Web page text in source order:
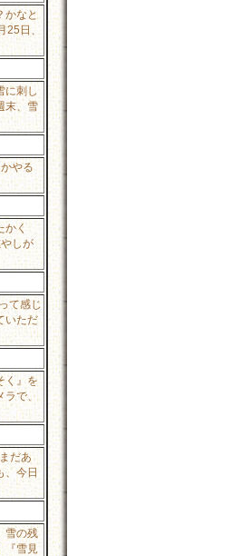
かなと
日、
に刺し
末、雪
やる
く
しが
て感じ
いただ
く』を
ラで、
だあ
、今日
雪の残
『雪見